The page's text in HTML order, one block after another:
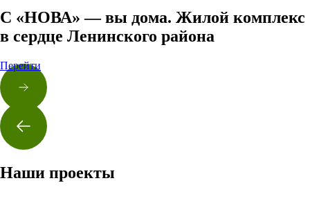
С «НОВА» — вы дома. Жилой комплекс
в сердце Ленинского района
Перейти
Наши проекты